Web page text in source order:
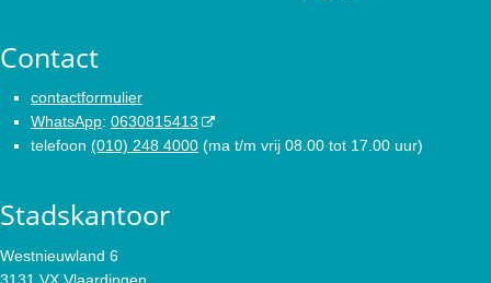
Contact
contactformulier
WhatsApp: 0630815413
telefoon (010) 248 4000 (ma t/m vrij 08.00 tot 17.00 uur)
Stadskantoor
Westnieuwland 6
3131 VX Vlaardingen